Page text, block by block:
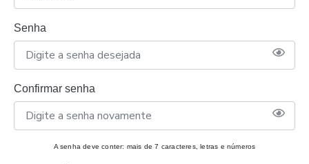
Senha
Confirmar senha
A senha deve conter: mais de 7 caracteres, letras e números